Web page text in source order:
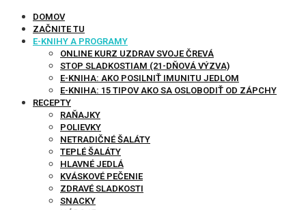
DOMOV
ZAČNITE TU
E-KNIHY A PROGRAMY
ONLINE KURZ UZDRAV SVOJE ČREVÁ
STOP SLADKOSTIAM (21-DŇOVÁ VÝZVA)
E-KNIHA: AKO POSILNIŤ IMUNITU JEDLOM
E-KNIHA: 15 TIPOV AKO SA OSLOBODIŤ OD ZÁPCHY
RECEPTY
RAŇAJKY
POLIEVKY
NETRADIČNÉ ŠALÁTY
TEPLÉ ŠALÁTY
HLAVNÉ JEDLÁ
KVÁSKOVÉ PEČENIE
ZDRAVÉ SLADKOSTI
SNACKY